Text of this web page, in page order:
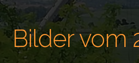
Bilder vom